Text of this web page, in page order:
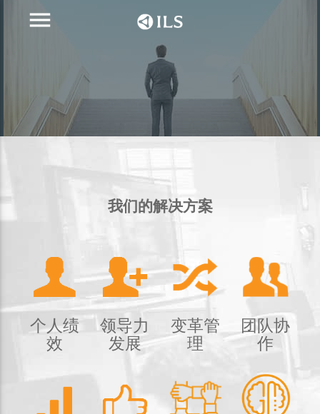
menu
我们的解决方案
个人绩
效
领导力
发展
变革管
理
团队协
作